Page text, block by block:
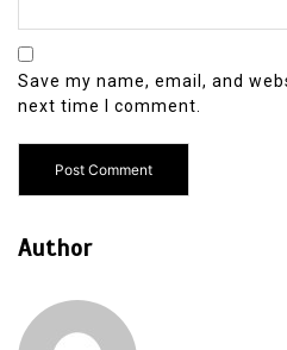
Save my name, email, and
next time I comment.
Author